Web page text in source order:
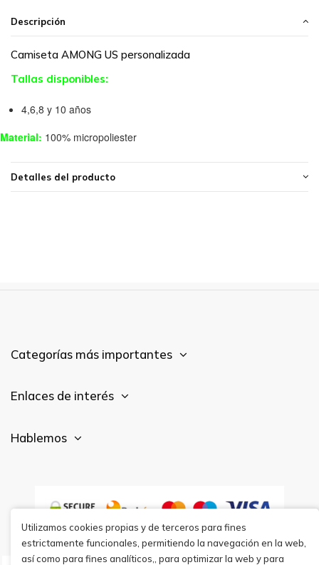
Descripción
Camiseta AMONG US personalizada
Tallas disponibles:
4,6,8 y 10 años
Material: 100% micropoliester
Detalles del producto
Categorías más importantes
Enlaces de interés
Hablemos
Utilizamos cookies propias y de terceros para fines
estrictamente funcionales, permitiendo la navegación en la web,
así como para fines analíticos,, para optimizar la web y para